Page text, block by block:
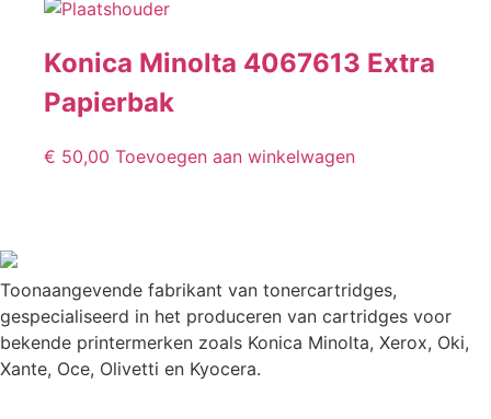
Konica Minolta 4067613 Extra
Papierbak
€ 50,00 Toevoegen aan winkelwagen
Toonaangevende fabrikant van tonercartridges,
gespecialiseerd in het produceren van cartridges voor
bekende printermerken zoals Konica Minolta, Xerox, Oki,
Xante, Oce, Olivetti en Kyocera.